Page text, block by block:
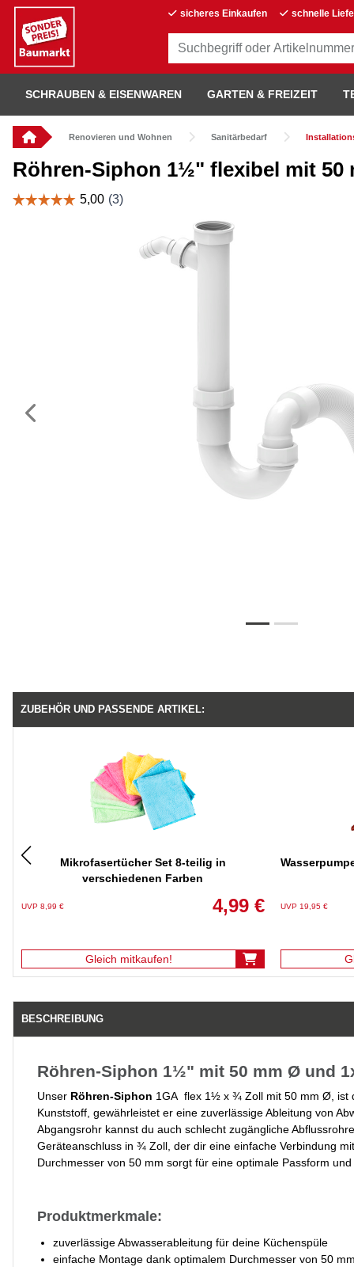
sicheres Einkaufen schnelle
SCHRAUBEN & EISENWAREN GARTEN & FREIZEIT
Renovieren und Wohnen Sanitärbedarf
Röhren-Siphon 1½" flexibel mit
Vorheriges
ZUBEHÖR UND PASSENDE ARTIKEL:
Mikrofasertücher Set 8-teilig in
verschiedenen Farben
UVP 8,99 € 4,99 €
Gleich mitkaufen!
UVP 19,95 €
BESCHREIBUNG
Röhren-Siphon 1½" mit 50 mm Ø und
Unser Röhren-Siphon 1GA flex 1½ x ¾ Zoll mit 50 mm Ø, ist
Kunststoff, gewährleistet er eine zuverlässige Ableitung von
Abgangsrohr kannst du auch schlecht zugängliche
Geräteanschluss in ¾ Zoll, der dir eine einfache Verbindung
Durchmesser von 50 mm sorgt für eine optimale Passform
Produktmerkmale:
zuverlässige Abwasserableitung für deine Küchenspüle
einfache Montage dank optimalem Durchmesser von 50